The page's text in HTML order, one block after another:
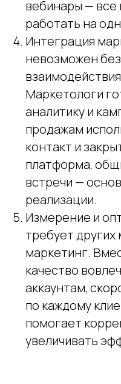
вебинары —
работать на
Интеграция
невозможен
Маркетологи
аналитику и
продажам
контакт и
платформа,
встречи —
реализации.
Измерение и
требует
маркетинг.
качество
аккаунтам,
по каждому
помогает
увеличивать